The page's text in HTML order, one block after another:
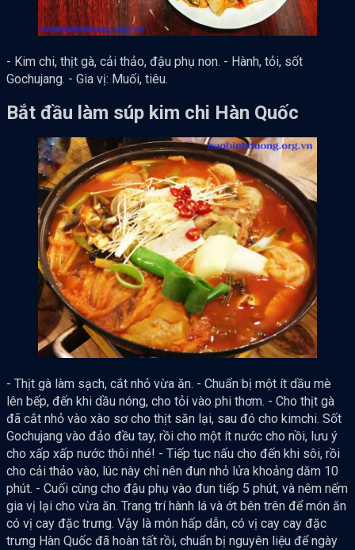
- Kim chi, thịt gà, cải thảo, đậu phụ non. - Hành, tỏi, sốt
Gochujang. - Gia vị: Muối, tiêu.
Bắt đầu làm súp kim chi Hàn Quốc
- Thịt gà làm sạch, cắt nhỏ vừa ăn. - Chuẩn bị một ít dầu mè
lên bếp, đến khi dầu nóng, cho tỏi vào phi thơm. - Cho thịt gà
đã cắt nhỏ vào xào sơ cho thịt săn lại, sau đó cho kimchi. Sốt
Gochujang vào đảo đều tay, rồi cho một ít nước cho nồi, lưu ý
cho xấp xấp nước thôi nhé! - Tiếp tục nấu cho đến khi sôi, rồi
cho cải thảo vào, lúc này chỉ nên đun nhỏ lửa khoảng dăm 10
phút. - Cuối cùng cho đậu phụ vào đun tiếp 5 phút, và nêm nếm
gia vị lại cho vừa ăn. Trang trí hành lá và ớt bên trên để món ăn
có vị cay đặc trưng. Vậy là món hấp dẫn, có vị cay cay đặc
trưng Hàn Quốc đã hoàn tất rồi, chuẩn bị nguyên liệu để ngày